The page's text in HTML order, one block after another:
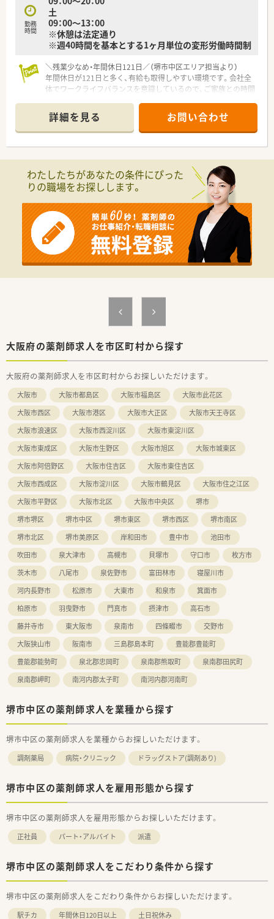
勤務
時間
土
09：00～13：00
※休憩は法定通り
※週40時間を基本とする1ヶ月単位の変形労働時間制
＼残業少なめ・年間休日121日／（堺市中区エリア担当より）
年間休日が121日と多く、有給も取得しやすい環境です。会社全
体でワークライフバランスを意識しているので、ご家族との時間
＊------------------------------------------＊
【店舗情報と応需状況について】
■南海泉北線の深井駅から徒歩10分の場所に位置しており、ス
■応需科目は内科と放射線科がメインであり、1日あたりの処方
箋枚数は35枚程度と、一人ひとりの患者様に寄り添える環境で
■「じっくり投薬・親身に相談」を方針として掲げており、回転率
よりも患者様との信頼関係を築く対話の時間を大切にされてい
ます。
【想定される業務内容】
■管理薬剤師候補として、通常の調剤、監査、服薬指導に加え、医
薬品の在庫管理や店舗スタッフのマネジメント業務をお任せし
■「サンホワイト」など高品質な白色ワセリンの取り扱いを通
じ、敏感肌でお悩みの方や赤ちゃんへのスキンケア指導も行って
て地域と繋がるための様々な地域貢献活動にも積極的に携われ
ます。
【職場環境と雰囲気】
■採用時に「協調性」を最も重視しているため、各店舗とも社員
同士の仲が非常に良く、困った時も助け合える和やかな雰囲気で
す。
■建設業グループならではの設計ノウハウが詰まった店舗は、動
線が考慮され使いやすく、薬剤師がストレスなく働ける空間で
す。
■社長や役員との距離が近く、意見や希望が直接届きやすいた
め、組織の一員として主体性を持って業務に取り組めるやりがい
があります。
詳細を見る お問い合わせ
わたしたちがあなたの条件にぴった
りの職場をお探しします。
大阪府の薬剤師求人を市区町村から探す
大阪府の薬剤師求人を市区町村からお探しいただけます。
大阪市 大阪市都島区 大阪市福島区
大阪市此花区
大阪市西区
大阪市港区 大阪市大正区
大阪市天王寺区
大阪市浪速区
大阪市西淀川区
大阪市東淀川区
大阪市東成区
大阪市生野区 大阪市旭区
大阪市城東区
大阪市阿倍野区
大阪市住吉区
大阪市東住吉区
大阪市西成区
大阪市淀川区 大阪市鶴見区
大阪市住之江区
大阪市平野区
大阪市北区 大阪市中央区
堺市
堺市堺区
堺市中区 堺市東区 堺市西区
堺市南区
堺市北区
堺市美原区 岸和田市 豊中市
池田市
吹田市
泉大津市 高槻市 貝塚市 守口市
枚方市
茨木市
八尾市 泉佐野市 富田林市
寝屋川市
河内長野市
松原市 大東市 和泉市
箕面市
柏原市
羽曳野市 門真市 摂津市
高石市
藤井寺市
東大阪市 泉南市 四條畷市
交野市
大阪狭山市
阪南市 三島郡島本町
豊能郡豊能町
豊能郡能勢町
泉北郡忠岡町 泉南郡熊取町
泉南郡田尻町
泉南郡岬町
南河内郡太子町 南河内郡河南町
堺市中区の薬剤師求人を業種から探す
堺市中区の薬剤師求人を業種からお探しいただけます。
調剤薬局 病院・クリニック ドラッグストア(調剤あり)
堺市中区の薬剤師求人を雇用形態から探す
堺市中区の薬剤師求人を雇用形態からお探しいただけます。
正社員 パート・アルバイト 派遣
堺市中区の薬剤師求人をこだわり条件から探す
堺市中区の薬剤師求人をこだわり条件からお探しいただけます。
駅チカ 年間休日120日以上 土日祝休み